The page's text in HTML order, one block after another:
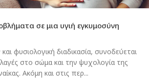
σε μια υγιή εγκυμοσύνη
φυσιολογική διαδικασία, συνοδεύεται
στο σώμα και την ψυχολογία της
Ακόμη και στις περ...